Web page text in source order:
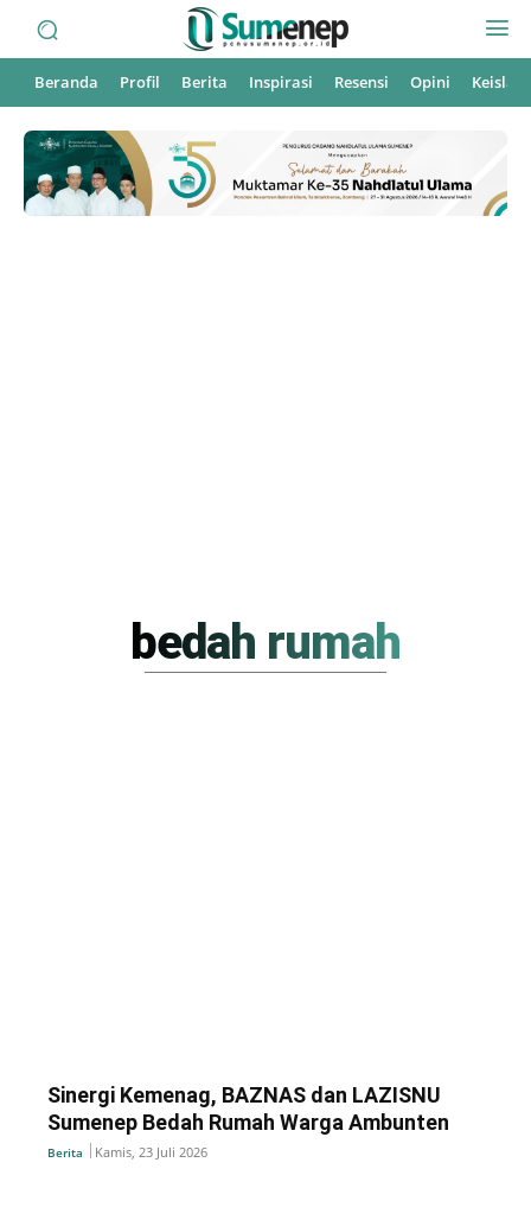
Beranda Profil Berita Inspirasi Resensi Opini
bedah rumah
‎Sinergi Kemenag, BAZNAS dan LAZISNU
Sumenep Bedah Rumah Warga Ambunten
Berita Kamis, 23 Juli 2026